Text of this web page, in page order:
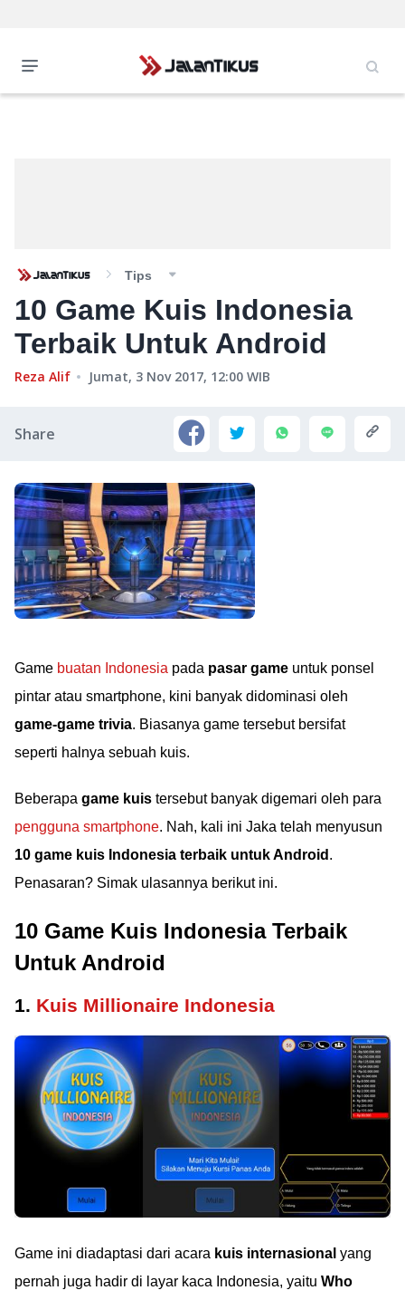
Tips
10 Game Kuis Indonesia
Terbaik Untuk Android
Reza Alif Jumat, 3 Nov 2017, 12:00 WIB
Share
Game buatan Indonesia pada pasar game untuk ponsel
pintar atau smartphone, kini banyak didominasi oleh
game-game trivia. Biasanya game tersebut bersifat
seperti halnya sebuah kuis.
Beberapa game kuis tersebut banyak digemari oleh para
pengguna smartphone. Nah, kali ini Jaka telah menyusun
10 game kuis Indonesia terbaik untuk Android .
Penasaran? Simak ulasannya berikut ini.
10 Game Kuis Indonesia Terbaik
Untuk Android
1. Kuis Millionaire Indonesia
Game ini diadaptasi dari acara kuis internasional yang
pernah juga hadir di layar kaca Indonesia, yaitu Who